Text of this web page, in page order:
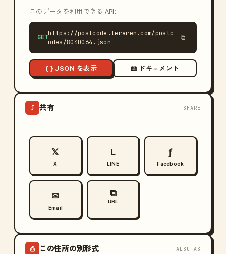
このデータを利用できる API:
GET
https://postcode.teraren.com/postc
odes/8040064.json
⧉
{ } JSON を表示 📖 ドキュメント
⤴ 共有 SHARE
𝕏
X
L
LINE
ƒ
Facebook
✉
Email
⧉
URL
⎙ この住所の別形式 ALSO AS